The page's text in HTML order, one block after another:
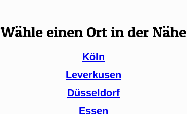
Wähle einen Ort in der Nähe
Köln
Leverkusen
Düsseldorf
Essen